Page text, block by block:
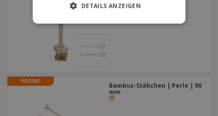
PROMO
Bambus-Stäbchen | Perle | 90
mm
DETAILS ANZEIGEN